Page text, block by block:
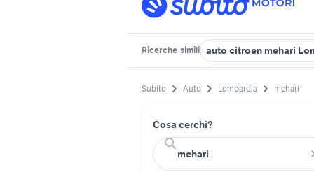
Ricerche simili auto citroen mehari
Subito Auto Lombardia mehari
Cosa cerchi?